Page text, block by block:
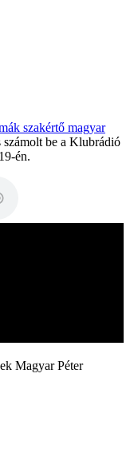
szakértő magyar
be a Klubrádió
én.
Magyar Péter